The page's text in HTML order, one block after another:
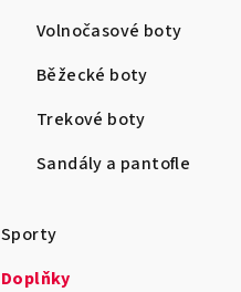
Volnočasové boty
Běžecké boty
Trekové boty
Sandály a pantofle
Sporty
Doplňky